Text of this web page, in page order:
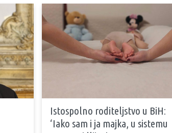
Istospolno roditeljstvo u BiH:
‘Iako sam i ja majka, u sistemu